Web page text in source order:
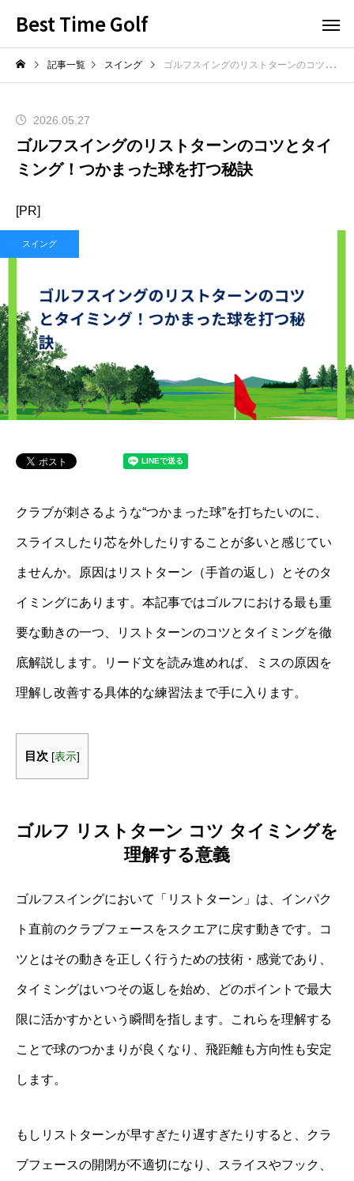
Best Time Golf
記事一覧 スイング ゴルフスイングのリストターンのコツとタイミング！つかまった球を打つ秘訣
2026.05.27
ゴルフスイングのリストターンのコツとタイ
ミング！つかまった球を打つ秘訣
[PR]
スイング
クラブが刺さるような“つかまった球”を打ちたいのに、
スライスしたり芯を外したりすることが多いと感じてい
ませんか。原因はリストターン（手首の返し）とそのタ
イミングにあります。本記事ではゴルフにおける最も重
要な動きの一つ、リストターンのコツとタイミングを徹
底解説します。リード文を読み進めれば、ミスの原因を
理解し改善する具体的な練習法まで手に入ります。
目次 [表示]
ゴルフ リストターン コツ タイミングを
理解する意義
ゴルフスイングにおいて「リストターン」は、インパク
ト直前のクラブフェースをスクエアに戻す動きです。コ
ツとはその動きを正しく行うための技術・感覚であり、
タイミングはいつその返しを始め、どのポイントで最大
限に活かすかという瞬間を指します。これらを理解する
ことで球のつかまりが良くなり、飛距離も方向性も安定
します。
もしリストターンが早すぎたり遅すぎたりすると、クラ
ブフェースの開閉が不適切になり、スライスやフック、